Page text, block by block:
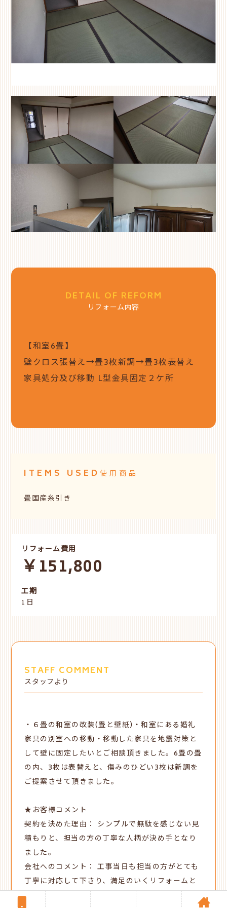
DETAIL OF REFORM
リフォーム内容
【和室6畳】
壁クロス張替え→畳3枚新調→畳3枚表替え
家具処分及び移動 L型金具固定２ケ所
ITEMS USED使用商品
畳国産糸引き
リフォーム費用
￥151,800
工期
1日
STAFF COMMENT
スタッフより
・６畳の和室の改装(畳と壁紙)・和室にある婚礼
家具の別室への移動・移動した家具を地震対策と
して壁に固定したいとご相談頂きました。6畳の畳
の内、3枚は表替えと、傷みのひどい3枚は新調を
ご提案させて頂きました。
★お客様コメント
契約を決めた理由： シンプルで無駄を感じない見
積もりと、担当の方の丁寧な人柄が決め手となり
ました。
会社へのコメント： 工事当日も担当の方がとても
丁寧に対応して下さり、満足のいくリフォームと
なりました。ありがとうございました。